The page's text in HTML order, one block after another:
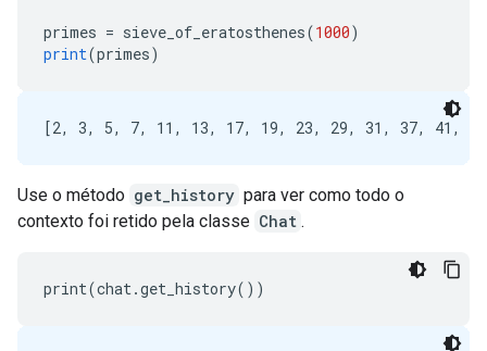
primes = sieve_of_eratosthenes(1000)
print(primes)
Use o método get_history para ver como todo o
contexto foi retido pela classe Chat .